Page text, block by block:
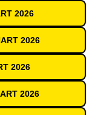
2026
2026
2026
2026